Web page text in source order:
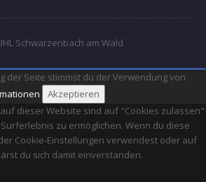
Schwarzenbach am Wald
der Seite stimmst du der Verwendung von
Akzeptieren
dieser Website sind auf "Cookies zulassen"
zu ermöglichen. Wenn du diese
Cookie-Einstellungen verwendest oder auf
du sich damit einverstanden.